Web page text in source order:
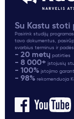
Su Kastu stoti
Pasirink studijų
tavo dokumentus,
svarbius terminus ir
- 20 metų patirties
- 8 000+ įstojusių
- 100% įstojimo
- 98% rekomenduoja